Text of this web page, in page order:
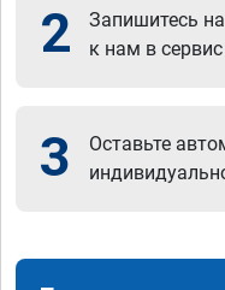
2
Запишитесь
к нам в
3
Оставьте